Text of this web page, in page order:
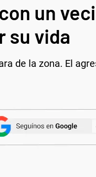
un
su vida
de la zona. El